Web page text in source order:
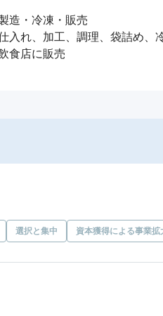
造・冷凍・販売
入れ、加工、調理、袋詰め、
食店に販売
選択と集中 資本獲得による事業拡